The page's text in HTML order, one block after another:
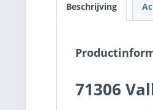
Beschrijving
71306